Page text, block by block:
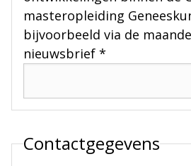
masteropleiding
bijvoorbeeld via de
nieuwsbrief *
Contactgegevens